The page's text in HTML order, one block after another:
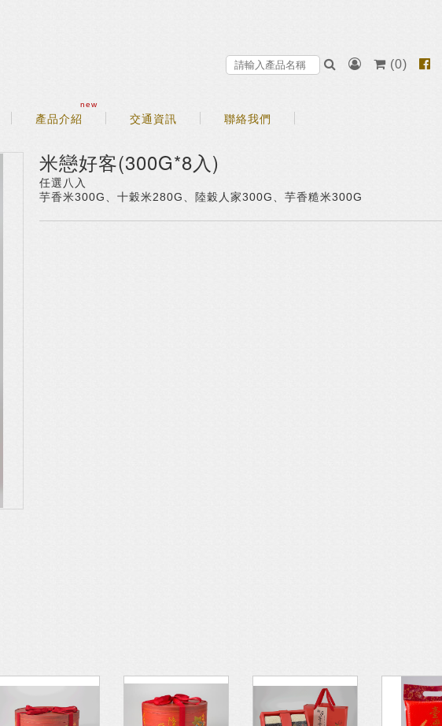
(0)
new
產品介紹 交通資訊 聯絡我們
米戀好客(300G*8入)
任選八入
芋香米300G、十穀米280G、陸穀人家300G、芋香糙米300G